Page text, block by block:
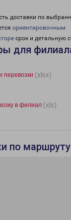
доставки по
ориентировочным
срок и детальную
для
перевозки (xlsx)
в филиал (xls)
по